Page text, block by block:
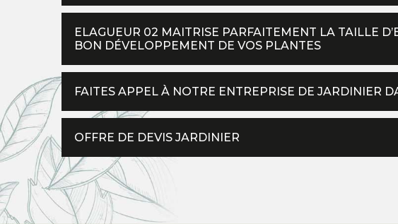
ELAGUEUR 02 MAITRISE PARFAITEMENT LA TAILLE
BON DÉVELOPPEMENT DE VOS PLANTES
FAITES APPEL À NOTRE ENTREPRISE DE JARDINIER
OFFRE DE DEVIS JARDINIER